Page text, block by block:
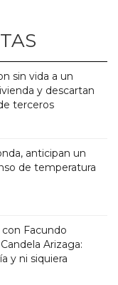
sin vida a un
y descartan
terceros
anticipan un
de temperatura
Facundo
Arizaga:
y ni siquiera